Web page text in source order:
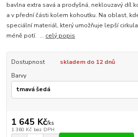
bavlna extra savá a prodyšná, neklouzavý díl
a v přední části kolem kohoutku. Na oblast,
speciální materiál, který umožňuje lepší
méně potí. ... celý popis
Dostupnost
skladem do 12 dnů
Barvy
1 645 Kč/ks
1 360 Kč bez DPH